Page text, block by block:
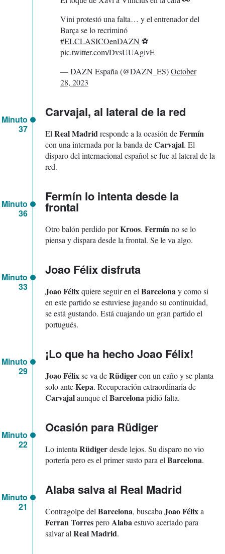
Vini protestó una falta… y el entrenador del
Barça se lo recriminó
#ELCLASICOenDAZN⚽
pic.twitter.com/DvsUUAgivE
— DAZN España (@DAZN_ES)October
28, 2023
Minuto
37
Carvajal, al lateral de la red
El Real Madridresponde a la ocasión deFermín
con una internada por la banda deCarvajal. El
disparo del internacional español se fue al lateral de la
red.
Minuto
36
Fermín lo intenta desde la
frontal
Otro balón perdido porKroos. Fermínno se lo
piensa y dispara desde la frontal. Se le va algo.
Minuto
33
Joao Félix disfruta
Joao Félixquiere seguir en el Barcelonay como si
en este partido se estuviese jugando su continuidad,
se está gustando. Está cuajando un gran partido el
portugués.
Minuto
29
¡Lo que ha hecho Joao Félix!
Joao Félixse va deRüdigercon un caño y se planta
solo anteKepa. Recuperación extraordinaria de
Carvajalaunque el Barcelonapidió falta.
Minuto
22
Ocasión para Rüdiger
Lo intenta Rüdigerdesde lejos. Su disparo no vio
portería pero es el primer susto para el Barcelona.
Minuto
21
Alaba salva al Real Madrid
Contragolpe del Barcelona, buscaba Joao Félixa
Ferran TorresperoAlabaestuvo acertado para
salvar al Real Madrid.